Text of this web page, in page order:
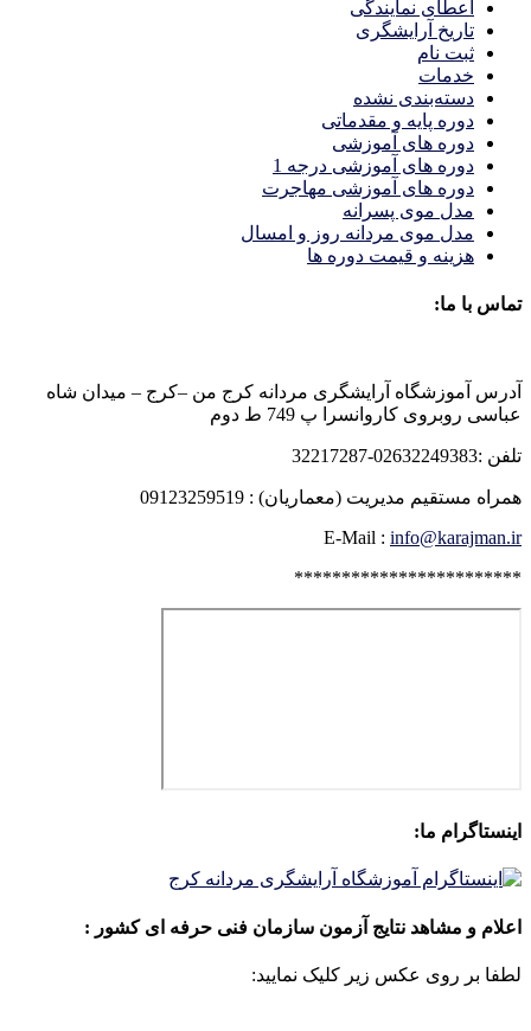
اعطای نمایندگی
تاریخ آرایشگری
ثبت نام
خدمات
دسته‌بندی نشده
دوره پایه و مقدماتی
دوره های آموزشی
دوره های آموزشی درجه 1
دوره های آموزشی مهاجرت
مدل موی پسرانه
مدل موی مردانه روز و امسال
هزینه و قیمت دوره ها
تماس با ما:
آدرس آموزشگاه آرایشگری مردانه کرج من –کرج – میدان شاه
عباسی روبروی کاروانسرا پ 749 ط دوم
تلفن :02632249383-32217287
همراه مستقیم مدیریت (معماریان) : 09123259519
E-Mail : info@karajman.ir
************************
اینستاگرام ما:
اعلام و مشاهد نتایج آزمون سازمان فنی حرفه ای کشور :
لطفا بر روی عکس زیر کلیک نمایید: